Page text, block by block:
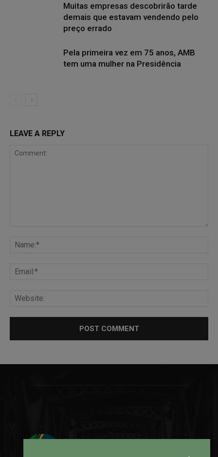
Muitas empresas descobrirão tarde
demais que estavam vendendo pelo
preço errado
Pela primeira vez em 75 anos, AMB
tem uma mulher na Presidência
LEAVE A REPLY